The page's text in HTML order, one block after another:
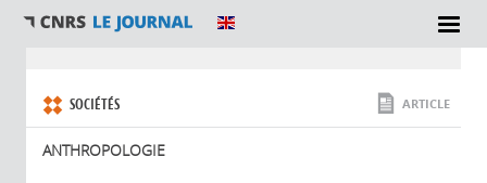
SECTIONS
SOCIÉTÉS
ANTHROPOLOGIE
ARTICLE